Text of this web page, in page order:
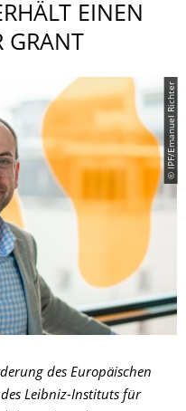
EINEN
GRANT
© IPF/Emanuel Richter
des Europäischen
des Leibniz-Instituts für